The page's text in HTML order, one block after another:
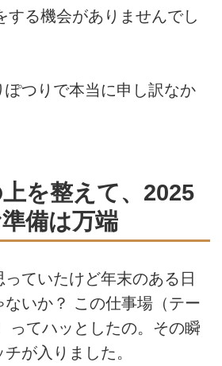
する機会がありませんでし
つりで本当に申し訳なか
を整えて、2025
備は万端
ていたけど年末のある日
いか？ この仕事場（テー
ってハッとしたの。その瞬
が入りました。